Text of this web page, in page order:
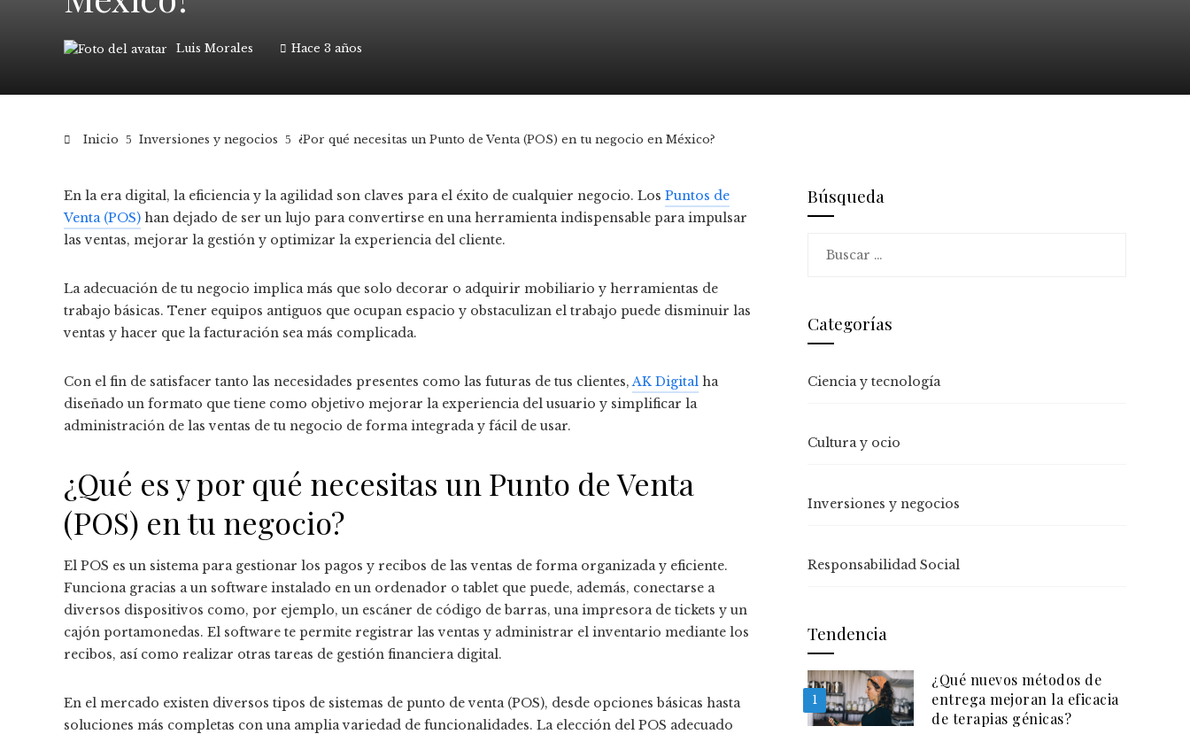
Luis Morales Hace 3 años
Inicio Inversiones y negocios ¿Por qué necesitas un Punto de Venta (POS) en tu negocio en México?
En la era digital, la eficiencia y la agilidad son claves para el éxito de cualquier negocio. Los Puntos de
Venta (POS) han dejado de ser un lujo para convertirse en una herramienta indispensable para impulsar
las ventas, mejorar la gestión y optimizar la experiencia del cliente.
La adecuación de tu negocio implica más que solo decorar o adquirir mobiliario y herramientas de
trabajo básicas. Tener equipos antiguos que ocupan espacio y obstaculizan el trabajo puede disminuir las
ventas y hacer que la facturación sea más complicada.
Con el fin de satisfacer tanto las necesidades presentes como las futuras de tus clientes,AK Digital ha
diseñado un formato que tiene como objetivo mejorar la experiencia del usuario y simplificar la
administración de las ventas de tu negocio de forma integrada y fácil de usar.
¿Qué es y por qué necesitas un Punto de Venta
(POS) en tu negocio?
El POS es un sistema para gestionar los pagos y recibos de las ventas de forma organizada y eficiente.
Funciona gracias a un software instalado en un ordenador o tablet que puede, además, conectarse a
diversos dispositivos como, por ejemplo, un escáner de código de barras, una impresora de tickets y un
cajón portamonedas. El software te permite registrar las ventas y administrar el inventario mediante los
recibos, así como realizar otras tareas de gestión financiera digital.
En el mercado existen diversos tipos de sistemas de punto de venta (POS), desde opciones básicas hasta
soluciones más completas con una amplia variedad de funcionalidades. La elección del POS adecuado
Búsqueda
Categorías
Ciencia y tecnología
Cultura y ocio
Inversiones y negocios
Responsabilidad Social
Tendencia
1
¿Qué nuevos métodos de
entrega mejoran la eficacia
de terapias génicas?